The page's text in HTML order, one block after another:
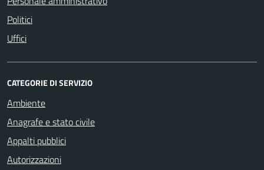
Politici
Uffici
CATEGORIE DI SERVIZIO
Ambiente
Anagrafe e stato civile
Appalti pubblici
Autorizzazioni